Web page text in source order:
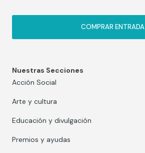
COMPRAR ENTRADA
Nuestras Secciones
Acción Social
Arte y cultura
Educación y divulgación
Premios y ayudas